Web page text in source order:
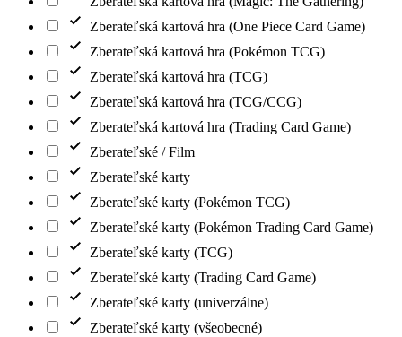
Zberateľská kartová hra (One Piece Card Game)
Zberateľská kartová hra (Pokémon TCG)
Zberateľská kartová hra (TCG)
Zberateľská kartová hra (TCG/CCG)
Zberateľská kartová hra (Trading Card Game)
Zberateľské / Film
Zberateľské karty
Zberateľské karty (Pokémon TCG)
Zberateľské karty (Pokémon Trading Card Game)
Zberateľské karty (TCG)
Zberateľské karty (Trading Card Game)
Zberateľské karty (univerzálne)
Zberateľské karty (všeobecné)